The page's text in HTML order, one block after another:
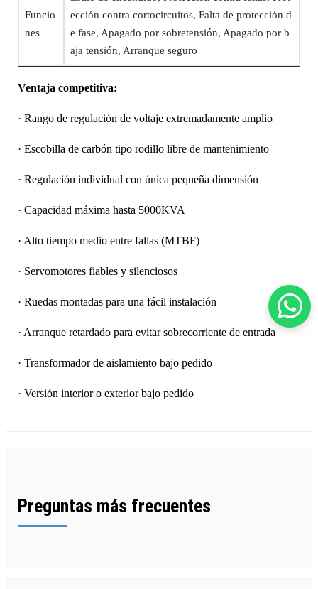
Funcio
nes
ección contra cortocircuitos, Falta de protección d
e fase, Apagado por sobretensión, Apagado por b
aja tensión, Arranque seguro
Ventaja competitiva:
· Rango de regulación de voltaje extremadamente amplio
· Escobilla de carbón tipo rodillo libre de mantenimiento
· Regulación individual con única pequeña dimensión
· Capacidad máxima hasta 5000KVA
· Alto tiempo medio entre fallas (MTBF)
· Servomotores fiables y silenciosos
· Ruedas montadas para una fácil instalación
· Arranque retardado para evitar sobrecorriente de entrada
· Transformador de aislamiento bajo pedido
· Versión interior o exterior bajo pedido
Preguntas más frecuentes